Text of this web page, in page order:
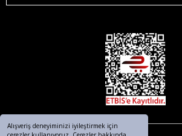
Alışveriş deneyiminizi iyileştirmek için